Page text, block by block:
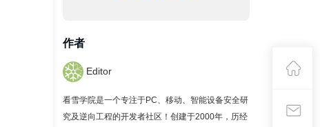
作者
Editor
看雪学院是一个专注于PC、移动、智能设备安全研
究及逆向工程的开发者社区！创建于2000年，历经